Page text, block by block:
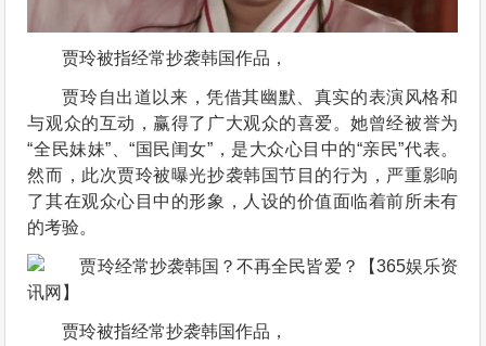
贾玲被指经常抄袭韩国作品，
贾玲自出道以来，凭借其幽默、真实的表演风格和
与观众的互动，赢得了广大观众的喜爱。她曾经被誉为
“全民妹妹”、“国民闺女”，是大众心目中的“亲民”代表。
然而，此次贾玲被曝光抄袭韩国节目的行为，严重影响
了其在观众心目中的形象，人设的价值面临着前所未有
的考验。
贾玲被指经常抄袭韩国作品，